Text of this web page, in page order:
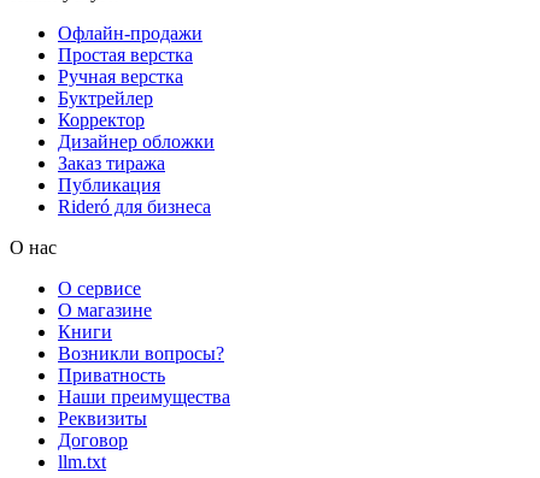
Офлайн-продажи
Простая верстка
Ручная верстка
Буктрейлер
Корректор
Дизайнер обложки
Заказ тиража
Публикация
Rideró для бизнеса
О нас
О сервисе
О магазине
Книги
Возникли вопросы?
Приватность
Наши преимущества
Реквизиты
Договор
llm.txt